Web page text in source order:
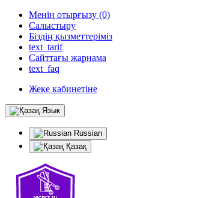
Менің отырғызу (0)
Салыстыру
Біздің қызметтеріміз
text_tarif
Сайттағы жарнама
text_faq
Жеке кабинетіне
Язык
Russian
Қазақ